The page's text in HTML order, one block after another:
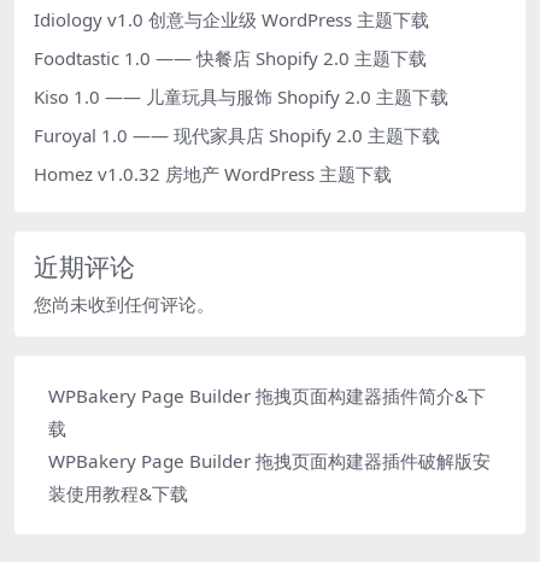
Idiology v1.0 创意与企业级 WordPress 主题下载
Foodtastic 1.0 —— 快餐店 Shopify 2.0 主题下载
Kiso 1.0 —— 儿童玩具与服饰 Shopify 2.0 主题下载
Furoyal 1.0 —— 现代家具店 Shopify 2.0 主题下载
Homez v1.0.32 房地产 WordPress 主题下载
近期评论
您尚未收到任何评论。
WPBakery Page Builder 拖拽页面构建器插件简介&下
载
WPBakery Page Builder 拖拽页面构建器插件破解版安
装使用教程&下载